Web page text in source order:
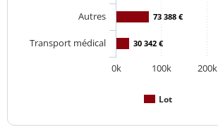
73 388 €
30 342 €
Lot
Autres
Transport médical
0k
100k 200k